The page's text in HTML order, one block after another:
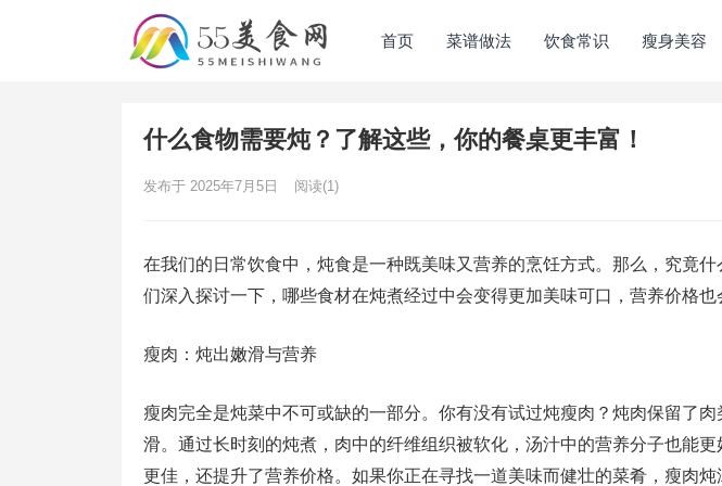
首页 菜谱做法 饮食常识 瘦身美容
什么食物需要炖？了解这些，你的餐桌更丰富！
发布于 2025年7月5日 阅读(1)
在我们的日常饮食中，炖食是一种既美味又营养的烹饪方式。那么，究竟
们深入探讨一下，哪些食材在炖煮经过中会变得更加美味可口，营养价格也
瘦肉：炖出嫩滑与营养
瘦肉完全是炖菜中不可或缺的一部分。你有没有试过炖瘦肉？炖肉保留了
滑。通过长时刻的炖煮，肉中的纤维组织被软化，汤汁中的营养分子也能
更佳，还提升了营养价格。如果你正在寻找一道美味而健壮的菜肴，瘦肉炖